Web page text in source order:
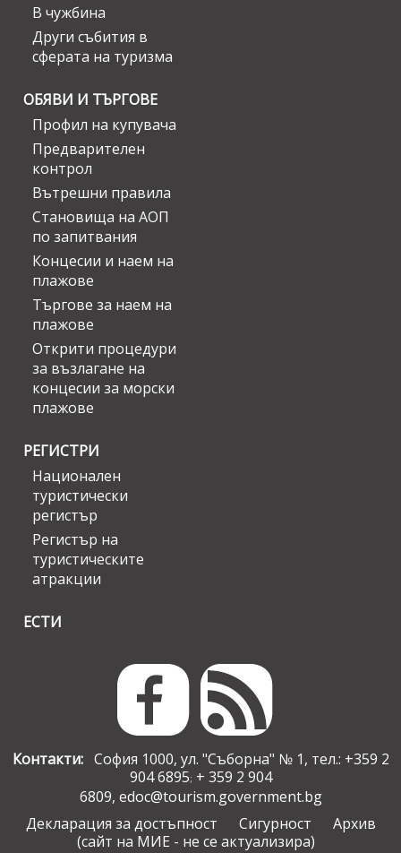
В чужбина
Други събития в
сферата на туризма
ОБЯВИ И ТЪРГОВЕ
Профил на купувача
Предварителен
контрол
Вътрешни правила
Становища на АОП
по запитвания
Концесии и наем на
плажове
Търгове за наем на
плажове
Открити процедури
за възлагане на
концесии за морски
плажове
РЕГИСТРИ
Национален
туристически
регистър
Регистър на
туристическите
атракции
ЕСТИ
Контакти:София 1000, ул. "Съборна" № 1, тел.: +359 2
904 6895; + 359 2 904
6809, edoc@tourism.government.bg
Декларация за достъпност
Сигурност
Архив
(сайт на МИЕ - не се актуализира)